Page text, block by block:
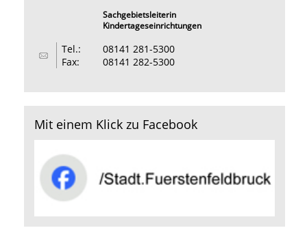
Sachgebietsleiterin
Kindertageseinrichtungen
Tel.:
08141 281-5300
Fax:
08141 282-5300
Mit einem Klick zu Facebook